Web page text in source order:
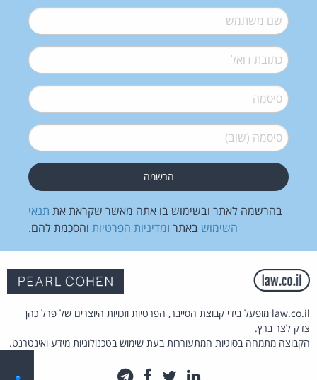
שם משתמש*
דואל*
סיסמה*
סיסמה (שוב)*
בהרשמה לאתר ובשימוש בו אתה מאשר שקראת את תנאי
השימוש באתר ומדיניות הפרטיות והסכמת להם.
law.co.il מופעל בידי קבוצת הסייבר, הפרטיות וזכויות היוצרים של פרל כהן
צדק לצר ברץ.
הקבוצה מתמחה בסוגיות המתעוררות בעת שימוש בטכנולוגיות מידע ואינטרנט.